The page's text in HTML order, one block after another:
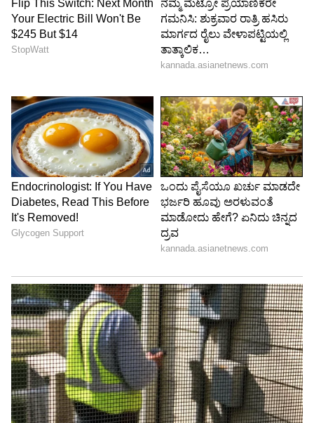
5
ರಿಮಿ ಸೇನ್
ನಟಿ ರಿಮಿ ಸೇನ್ ಕೂಡ ಮೂಢನಂಬಿಕೆಗಳನ್ನು ನಂಬುತ್ತಾರೆ.
ಸಮಯಕ್ಕಿಂತ ಮೊದಲು ಅವರು ತನ್ನ ಯೋಜನೆಗಳ ಬಗ್ಗೆ
ವಿಷಯದ ಬಗ್ಗೆ ಮಾತನಾಡಿದರೆ ಆಗುವುದಿಲ್ಲ ಎಂದು
ನಂಬುತ್ತಾರೆ ರಿಮಿ.